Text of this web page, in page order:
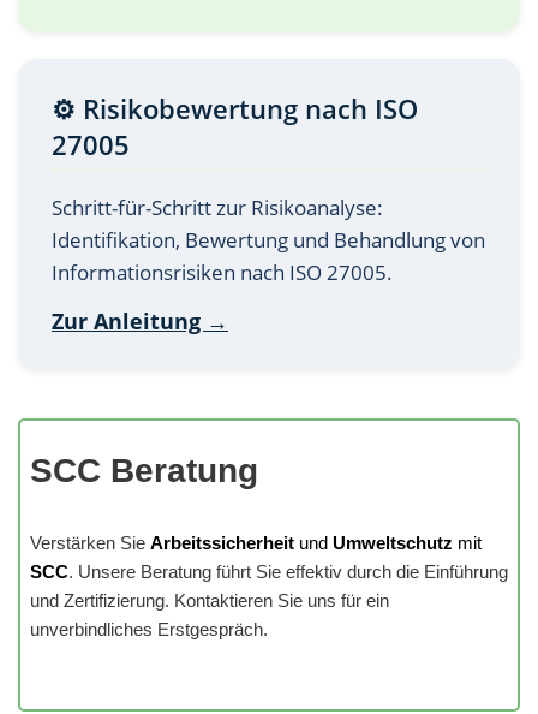
⚙️ Risikobewertung nach ISO
27005
Schritt-für-Schritt zur Risikoanalyse:
Identifikation, Bewertung und Behandlung von
Informationsrisiken nach ISO 27005.
Zur Anleitung →
SCC Beratung
Verstärken Sie Arbeitssicherheit und Umweltschutz mit
SCC. Unsere Beratung führt Sie effektiv durch die Einführung
und Zertifizierung. Kontaktieren Sie uns für ein
unverbindliches Erstgespräch.